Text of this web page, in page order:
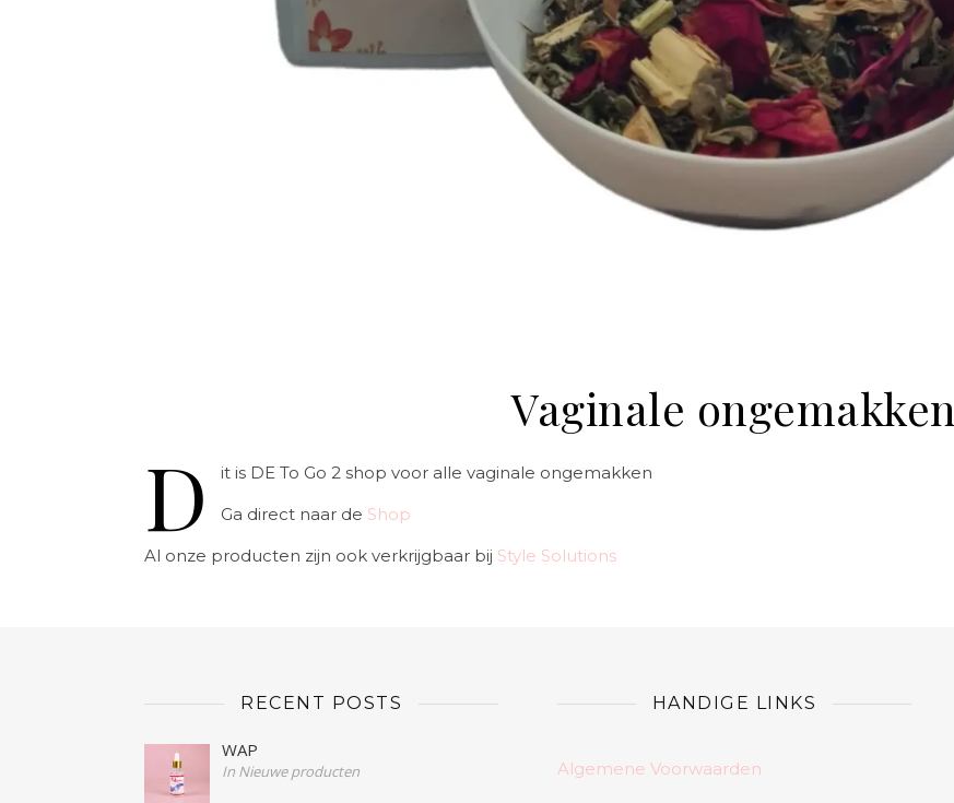
Vaginale ongemakken
D
it is DE To Go 2 shop voor alle vaginale ongemakken
Ga direct naar de Shop
Al onze producten zijn ook verkrijgbaar bij Style Solutions
RECENT POSTS
WAP
In Nieuwe producten
HANDIGE LINKS
Algemene Voorwaarden